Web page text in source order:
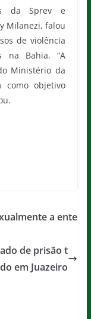
da Sprev e
Milanezi, falou
de violência
na Bahia. “A
Ministério da
como objetivo
a ente
de prisão t
em Juazeiro